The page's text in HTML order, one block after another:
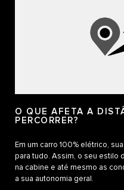
O QUE AFETA A
PERCORRER?
Em um carro 100% elétrico,
para tudo. Assim, o seu estilo
na cabine e até mesmo as
a sua autonomia geral.